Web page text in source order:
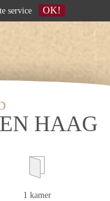
HAAG
1 kamer
service OK!